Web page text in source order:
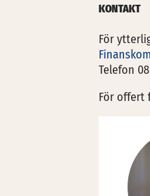
KONTAKT
För
Telefon
För offert